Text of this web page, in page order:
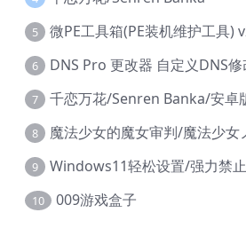
5 微PE工具箱(PE装机维护工具)
6 DNS Pro 更改器 自定义DNS修
7 千恋万花/Senren Banka/安卓
8 魔法少女的魔女审判/魔法少女
9 Windows11轻松设置/强力禁
10 009游戏盒子